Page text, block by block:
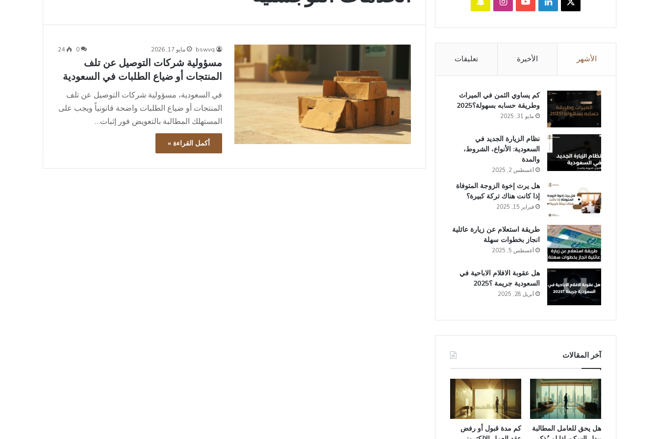
bswvq مايو 17, 2026 0
24
مسؤولية شركات التوصيل عن تلف
المنتجات أو ضياع الطلبات في السعودية
في السعودية، مسؤولية شركات التوصيل عن تلف
المنتجات أو ضياع الطلبات واضحة قانونياً ويجب على
المستهلك المطالبة بالتعويض فور إثبات…
أكمل القراءة »
الأشهر الأخيرة تعليقات
كم يساوي الثمن في الميراث​
وطريقة حسابه بسهولة؟2025
مايو 31, 2025
نظام الزيارة الجديد في
السعودية: الأنواع، الشروط،
والمدة
أغسطس 2, 2025
هل يرث إخوة الزوجة المتوفاة
إذا كانت هناك تركة كبيرة؟
فبراير 15, 2025
طريقة استعلام عن زيارة عائلية
انجاز​ بخطوات سهلة
أغسطس 5, 2025
هل عقوبة الافلام الاباحية في
السعودية​ جريمة ؟2025
أبريل 28, 2025
آخر المقالات
هل يحق للعامل المطالبة
كم مدة قبول أو رفض